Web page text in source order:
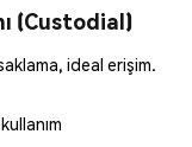
(Custodial)
ideal erişim.